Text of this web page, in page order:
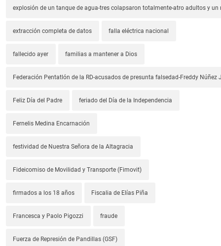
explosión de un tanque de agua-tres colapsaron totalmente-atro adultos y un
extracción completa de datos falla eléctrica nacional
fallecido ayer familias a mantener a Dios
Federación Pentatlón de la RD-acusados de presunta falsedad-Freddy Núñez
Feliz Día del Padre feriado del Día de la Independencia
Fernelis Medina Encarnación
festividad de Nuestra Señora de la Altagracia
Fideicomiso de Movilidad y Transporte (Fimovit)
firmados a los 18 años Fiscalia de Elías Piña
Francesca y Paolo Pigozzi fraude
Fuerza de Represión de Pandillas (GSF)